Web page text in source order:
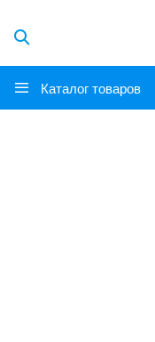
Каталог товаров